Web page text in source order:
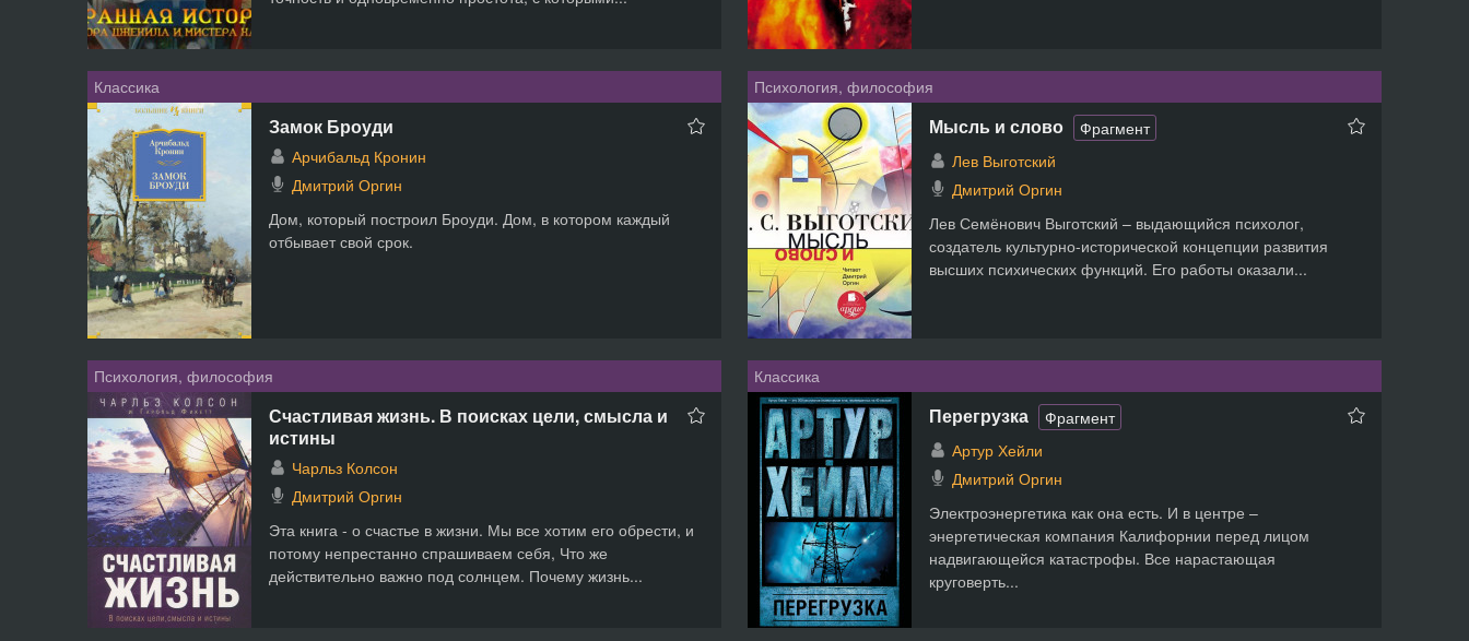
Классика
Замок Броуди
Арчибальд Кронин
Дмитрий Оргин
Дом, который построил Броуди. Дом, в котором каждый
отбывает свой срок.
Психология, философия
Мысль и слово
Фрагмент
Лев Выготский
Дмитрий Оргин
Лев Семёнович Выготский – выдающийся психолог,
создатель культурно-исторической концепции развития
высших психических функций. Его работы оказали...
Психология, философия
Счастливая жизнь. В поисках цели, смысла и
истины
Чарльз Колсон
Дмитрий Оргин
Эта книга - о счастье в жизни. Мы все хотим его обрести, и
потому непрестанно спрашиваем себя, Что же
действительно важно под солнцем. Почему жизнь...
Классика
Перегрузка
Фрагмент
Артур Хейли
Дмитрий Оргин
Электроэнергетика как она есть. И в центре –
энергетическая компания Калифорнии перед лицом
надвигающейся катастрофы. Все нарастающая
круговерть...